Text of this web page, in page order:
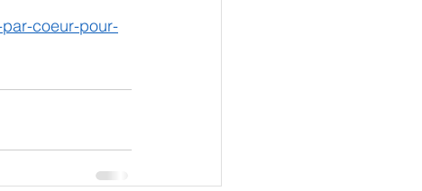
coeur-pour-